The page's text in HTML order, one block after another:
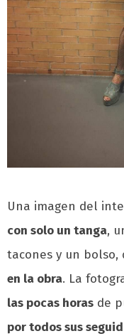
Una imagen del
con solo un tanga,
tacones y un bolso,
en la obra. La
las pocas horas de
por todos sus